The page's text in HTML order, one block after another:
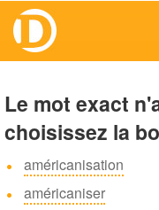
Le mot exact
choisissez la
américanisation
américaniser